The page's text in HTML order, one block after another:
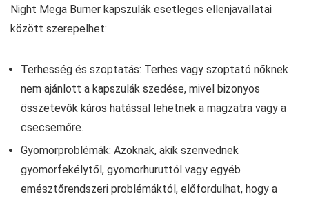
Night Mega Burner kapszulák esetleges ellenjavallatai
között szerepelhet:
Terhesség és szoptatás: Terhes vagy szoptató nőknek
nem ajánlott a kapszulák szedése, mivel bizonyos
összetevők káros hatással lehetnek a magzatra vagy a
csecsemőre.
Gyomorproblémák: Azoknak, akik szenvednek
gyomorfekélytől, gyomorhuruttól vagy egyéb
emésztőrendszeri problémáktól, előfordulhat, hogy a